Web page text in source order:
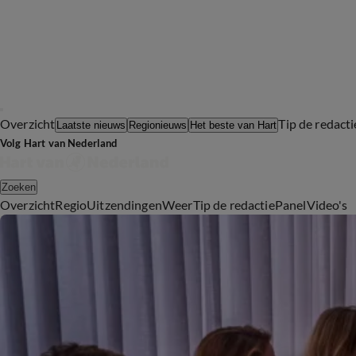
Overzicht Laatste nieuws Regionieuws Het beste van HartTip de
Volg Hart van Nederland
Zoeken
OverzichtRegioUitzendingenWeerTip de redactiePanelVideo's